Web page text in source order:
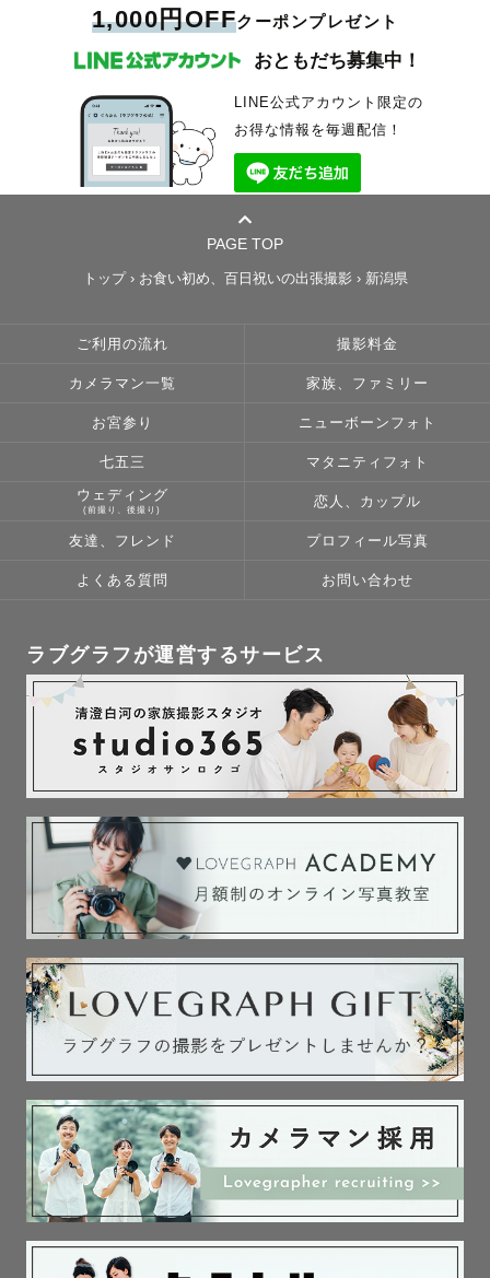
1,000円OFFクーポンプレゼント
おともだち募集中！
LINE公式アカウント限定の
お得な情報を毎週配信！
PAGE TOP
トップ› お食い初め、百日祝いの出張撮影 › 新潟県
ご利用の流れ 撮影料金
カメラマン一覧 家族、ファミリー
お宮参り ニューボーンフォト
七五三 マタニティフォト
ウェディング
(前撮り、後撮り)
恋人、カップル
友達、フレンド プロフィール写真
よくある質問 お問い合わせ
ラブグラフが運営するサービス